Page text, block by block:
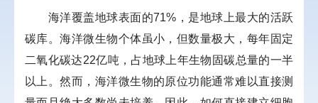
海洋覆盖地球表面的71%，是地球上最大的活跃
碳库。海洋微生物个体虽小，但数量极大，每年固定
二氧化碳达22亿吨，占地球上年生物固碳总量的一半
以上。然而，海洋微生物的原位功能通常难以直接测